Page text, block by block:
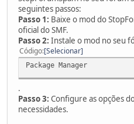
seguintes passos:
Passo 1: Baixe o mod do
oficial do SMF.
Passo 2: Instale o mod no seu
Código Selecionar
Package Manager
.
Passo 3: Configure as opções
necessidades.